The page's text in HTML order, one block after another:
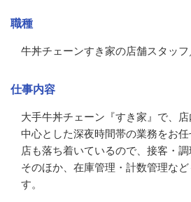
職種
牛丼チェーンすき家の店舗スタッフ
仕事内容
大手牛丼チェーン『すき家』で、
中心とした深夜時間帯の業務をお
店も落ち着いているので、接客・調
そのほか、在庫管理・計数管理な
す。